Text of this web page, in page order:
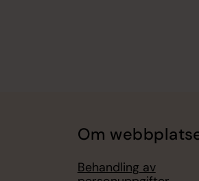
Om
Behandling av